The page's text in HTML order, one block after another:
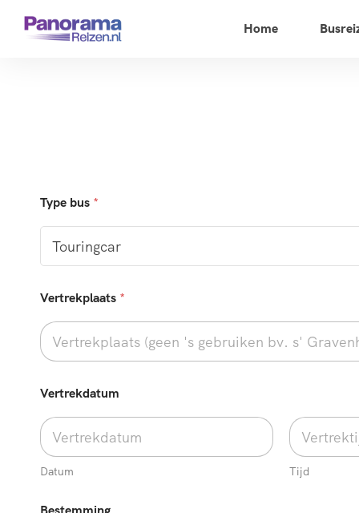
Home
Type bus *
Vertrekplaats *
Vertrekdatum
Datum Tijd